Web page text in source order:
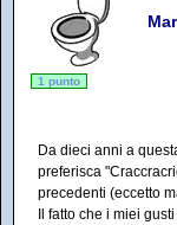
1 punto
Da dieci anni a
preferisca
precedenti (eccetto
Il fatto che i miei